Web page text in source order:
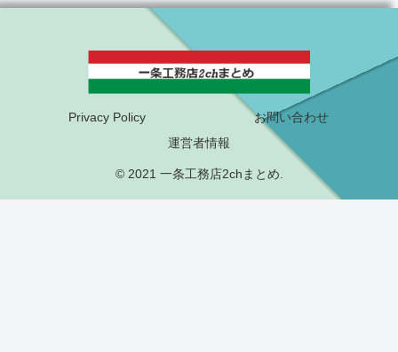
Privacy Policy
お問い合わせ
運営者情報
© 2021 一条工務店2chまとめ.